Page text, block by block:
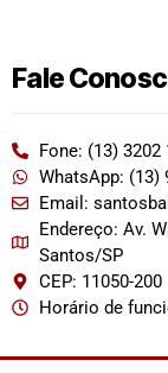
Fale
Fone: (13) 3202
WhatsApp: (13)
Email:
Endereço: Av.
Santos/SP
CEP: 11050-200
Horário de